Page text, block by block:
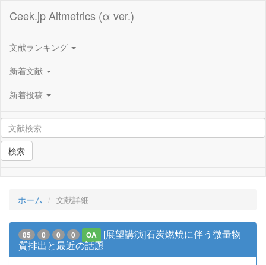
Ceek.jp Altmetrics (α ver.)
文献ランキング
新着文献
新着投稿
検索
ホーム 文献詳細
85 0 0 0 OA
[展望講演]石炭燃焼に伴う微量物
質排出と最近の話題